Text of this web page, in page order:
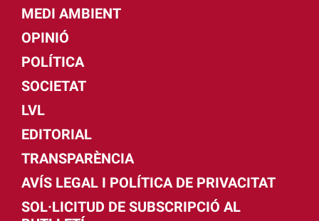
MEDI AMBIENT
OPINIÓ
POLÍTICA
SOCIETAT
LVL
EDITORIAL
TRANSPARÈNCIA
AVÍS LEGAL I POLÍTICA DE PRIVACITAT
SOL·LICITUD DE SUBSCRIPCIÓ AL